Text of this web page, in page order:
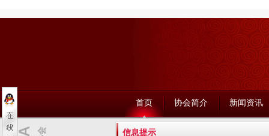
首页 协会简介 新闻资讯
信息提示